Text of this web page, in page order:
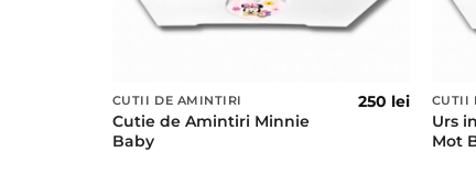
CUTII DE AMINTIRI
Cutie de Amintiri Minnie
Baby
250 lei CUTII
Urs
Mot